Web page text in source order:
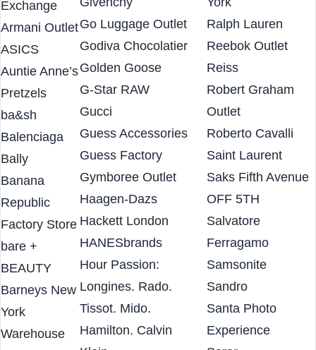
Armani
Exchange
Armani Outlet
ASICS
Auntie Anne’s
Pretzels
ba&sh
Balenciaga
Bally
Banana
Republic
Factory Store
bare +
BEAUTY
Barneys New
York
GEOX
Givenchy
Go Luggage Outlet
Godiva Chocolatier
Golden Goose
G-Star RAW
Gucci
Guess Accessories
Guess Factory
Gymboree Outlet
Haagen-Dazs
Hackett London
HANESbrands
Hour Passion:
Longines. Rado.
Tissot. Mido.
Rag & Bone New
York
Ralph Lauren
Reebok Outlet
Reiss
Robert Graham
Outlet
Roberto Cavalli
Saint Laurent
Saks Fifth Avenue
OFF 5TH
Salvatore
Ferragamo
Samsonite
Sandro
Santa Photo